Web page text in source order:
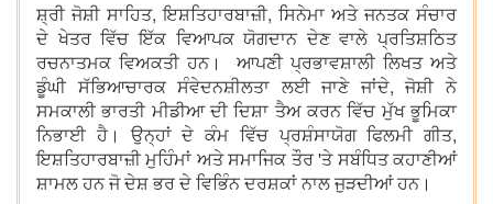
ਸ਼੍ਰੀ ਜੋਸ਼ੀ ਸਾਹਿਤ, ਇਸ਼ਤਿਹਾਰਬਾਜ਼ੀ, ਸਿਨੇਮਾ ਅਤੇ ਜਨਤਕ ਸੰਚਾਰ
ਦੇ ਖੇਤਰ ਵਿੱਚ ਇੱਕ ਵਿਆਪਕ ਯੋਗਦਾਨ ਦੇਣ ਵਾਲੇ ਪ੍ਰਤਿਸ਼ਠਿਤ
ਰਚਨਾਤਮਕ ਵਿਅਕਤੀ ਹਨ। ਆਪਣੀ ਪ੍ਰਭਾਵਸ਼ਾਲੀ ਲਿਖਤ ਅਤੇ
ਡੂੰਘੀ ਸੱਭਿਆਚਾਰਕ ਸੰਵੇਦਨਸ਼ੀਲਤਾ ਲਈ ਜਾਣੇ ਜਾਂਦੇ, ਜੋਸ਼ੀ ਨੇ
ਸਮਕਾਲੀ ਭਾਰਤੀ ਮੀਡੀਆ ਦੀ ਦਿਸ਼ਾ ਤੈਅ ਕਰਨ ਵਿੱਚ ਮੁੱਖ ਭੂਮਿਕਾ
ਨਿਭਾਈ ਹੈ। ਉਨ੍ਹਾਂ ਦੇ ਕੰਮ ਵਿੱਚ ਪ੍ਰਸ਼ੰਸਾਯੋਗ ਫਿਲਮੀ ਗੀਤ,
ਇਸ਼ਤਿਹਾਰਬਾਜ਼ੀ ਮੁਹਿੰਮਾਂ ਅਤੇ ਸਮਾਜਿਕ ਤੌਰ 'ਤੇ ਸਬੰਧਿਤ ਕਹਾਣੀਆਂ
ਸ਼ਾਮਲ ਹਨ ਜੋ ਦੇਸ਼ ਭਰ ਦੇ ਵਿਭਿੰਨ ਦਰਸ਼ਕਾਂ ਨਾਲ ਜੁੜਦੀਆਂ ਹਨ।